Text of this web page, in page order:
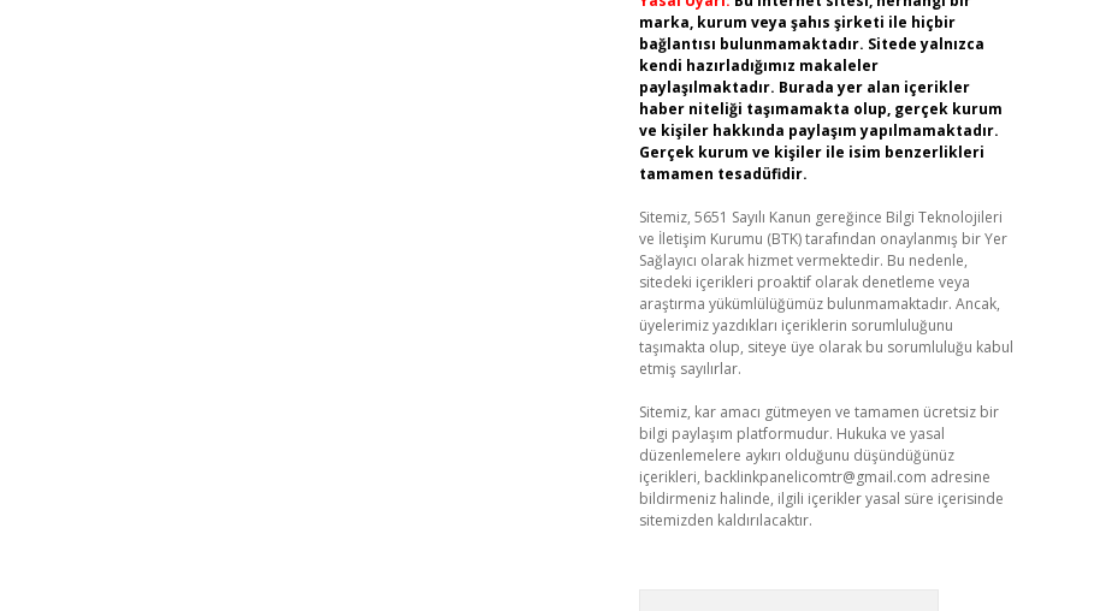
marka, kurum veya şahıs şirketi ile hiçbir
bağlantısı bulunmamaktadır. Sitede yalnızca
kendi hazırladığımız makaleler
paylaşılmaktadır. Burada yer alan içerikler
haber niteliği taşımamakta olup, gerçek kurum
ve kişiler hakkında paylaşım yapılmamaktadır.
Gerçek kurum ve kişiler ile isim benzerlikleri
tamamen tesadüfidir.
Sitemiz, 5651 Sayılı Kanun gereğince Bilgi Teknolojileri
ve İletişim Kurumu (BTK) tarafından onaylanmış bir Yer
Sağlayıcı olarak hizmet vermektedir. Bu nedenle,
sitedeki içerikleri proaktif olarak denetleme veya
araştırma yükümlülüğümüz bulunmamaktadır. Ancak,
üyelerimiz yazdıkları içeriklerin sorumluluğunu
taşımakta olup, siteye üye olarak bu sorumluluğu kabul
etmiş sayılırlar.
Sitemiz, kar amacı gütmeyen ve tamamen ücretsiz bir
bilgi paylaşım platformudur. Hukuka ve yasal
düzenlemelere aykırı olduğunu düşündüğünüz
içerikleri, backlinkpanelicomtr@gmail.com adresine
bildirmeniz halinde, ilgili içerikler yasal süre içerisinde
sitemizden kaldırılacaktır.